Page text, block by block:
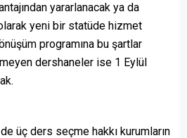
yararlanacak ya da
yeni bir statüde hizmet
programına bu şartlar
dershaneler ise 1 Eylül
üç ders seçme hakkı kurumların